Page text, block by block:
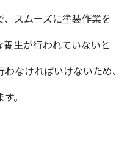
スムーズに塗装作業を
生が行われていないと
なければいけないため、
。